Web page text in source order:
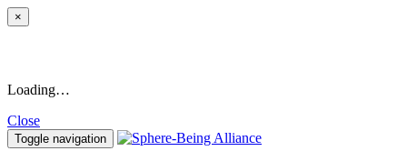
×
Loading…
Close
Toggle navigation